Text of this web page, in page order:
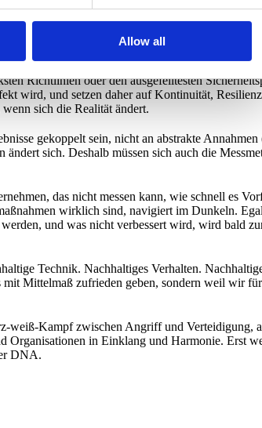
Allow all
Die kurze Antwort lautet:durch Messbarkeit
Richtlinien oder den ausgefeiltesten
wird, und setzen daher auf Kontinuität,
sich die Realität ändert.
gekoppelt sein, nicht an abstrakte
sich. Deshalb müssen sich auch die
das nicht messen kann, wie schnell es
wirklich sind, navigiert im Dunkeln.
und was nicht verbessert wird, wird bald
Technik. Nachhaltiges Verhalten.
Mittelmaß zufrieden geben, sondern weil wir
weiß-Kampf zwischen Angriff und Verteidigung,
Organisationen in Einklang und Harmonie. Erst
DNA.